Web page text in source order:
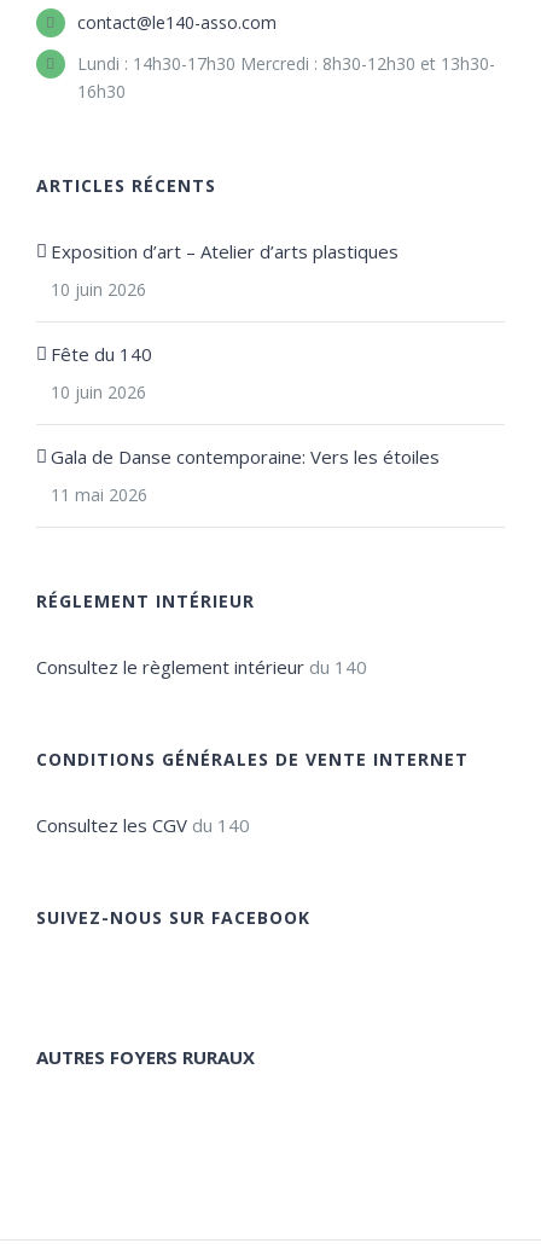
contact@le140-asso.com
Lundi : 14h30-17h30 Mercredi : 8h30-12h30 et 13h30-
16h30
ARTICLES RÉCENTS
Exposition d’art – Atelier d’arts plastiques
10 juin 2026
Fête du 140
10 juin 2026
Gala de Danse contemporaine: Vers les étoiles
11 mai 2026
RÉGLEMENT INTÉRIEUR
Consultez le règlement intérieur du 140
CONDITIONS GÉNÉRALES DE VENTE INTERNET
Consultez les CGV du 140
SUIVEZ-NOUS SUR FACEBOOK
AUTRES FOYERS RURAUX